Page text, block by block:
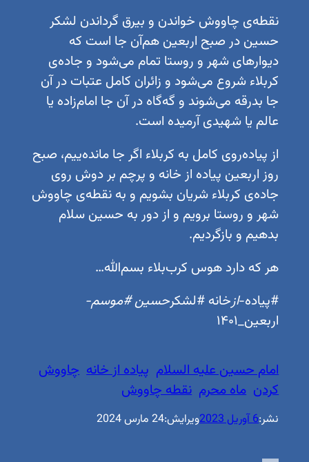
نقطه‌ی چاووش خواندن و بیرق گرداندن لشکر
حسین در صبح اربعین هم‌آن جا است که
دیوارهای شهر و روستا تمام می‌شود و جاده‌ی
کربلاء شروع می‌شود و زائران کامل عتبات در آن
جا بدرقه می‌شوند و گه‌گاه در آن جا امام‌زاده یا
عالم یا شهیدی آرمیده است.
از پیاده‌روی کامل به کربلاء اگر جا مانده‌ییم، صبح
روز اربعین پیاده از خانه و پرچم بر دوش روی
جاده‌ی کربلاء شریان بشویم و به نقطه‌ی چاووش
شهر و روستا برویم و از دور به حسین سلام
بدهیم و‌ بازگردیم.
هر که دارد هوس کرب‌بلاء بسم‌الله…
#پیاده-ازخانه #لشکرحسین #موسم-
اربعین_۱۴۰۱
امام حسین علیه السلام پیاده از خانه چاووش
کردن ماه محرم نقطه چاووش
نشر:6 آوریل 2023 ویرایش:24 مارس 2024